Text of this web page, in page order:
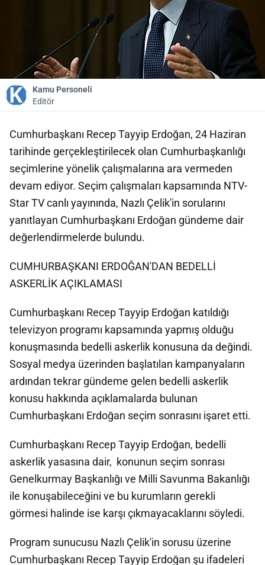
Kamu Personeli
Editör
Cumhurbaşkanı Recep Tayyip Erdoğan, 24 Haziran
tarihinde gerçekleştirilecek olan Cumhurbaşkanlığı
seçimlerine yönelik çalışmalarına ara vermeden
devam ediyor. Seçim çalışmaları kapsamında NTV-
Star TV canlı yayınında, Nazlı Çelik'in sorularını
yanıtlayan Cumhurbaşkanı Erdoğan gündeme dair
değerlendirmelerde bulundu.
CUMHURBAŞKANI ERDOĞAN'DAN BEDELLİ
ASKERLİK AÇIKLAMASI
Cumhurbaşkanı Recep Tayyip Erdoğan katıldığı
televizyon programı kapsamında yapmış olduğu
konuşmasında bedelli askerlik konusuna da değindi.
Sosyal medya üzerinden başlatılan kampanyaların
ardından tekrar gündeme gelen bedelli askerlik
konusu hakkında açıklamalarda bulunan
Cumhurbaşkanı Erdoğan seçim sonrasını işaret etti.
Cumhurbaşkanı Recep Tayyip Erdoğan, bedelli
askerlik yasasına dair, konunun seçim sonrası
Genelkurmay Başkanlığı ve Milli Savunma Bakanlığı
ile konuşabileceğini ve bu kurumların gerekli
görmesi halinde ise karşı çıkmayacaklarını söyledi.
Program sunucusu Nazlı Çelik'in sorusu üzerine
Cumhurbaşkanı Recep Tayyip Erdoğan şu ifadeleri